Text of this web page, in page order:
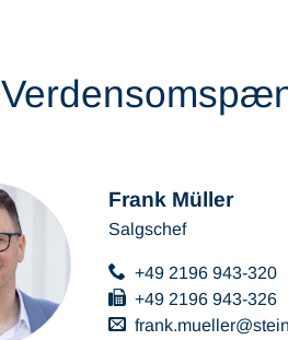
Frank Müller
Salgschef
+49 2196 943-320
+49 2196 943-326
frank.mueller